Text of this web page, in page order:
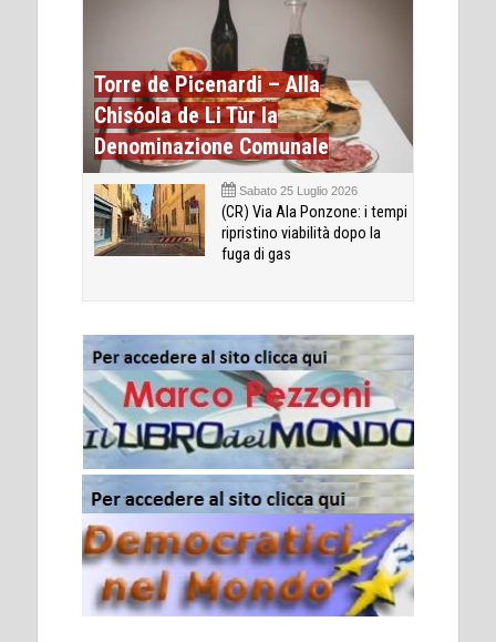
Torre de Picenardi – Alla
Chisóola de Li Tùr la
Denominazione Comunale
Sabato 25 Luglio 2026
(CR) Via Ala Ponzone: i tempi
ripristino viabilità dopo la
fuga di gas